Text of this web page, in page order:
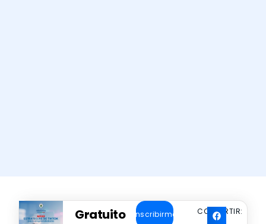
Gratuito Inscribirme COMPARTIR: